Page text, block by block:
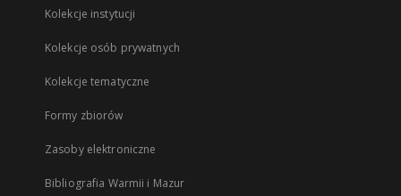
Kolekcje instytucji
Kolekcje osób prywatnych
Kolekcje tematyczne
Formy zbiorów
Zasoby elektroniczne
Bibliografia Warmii i Mazur